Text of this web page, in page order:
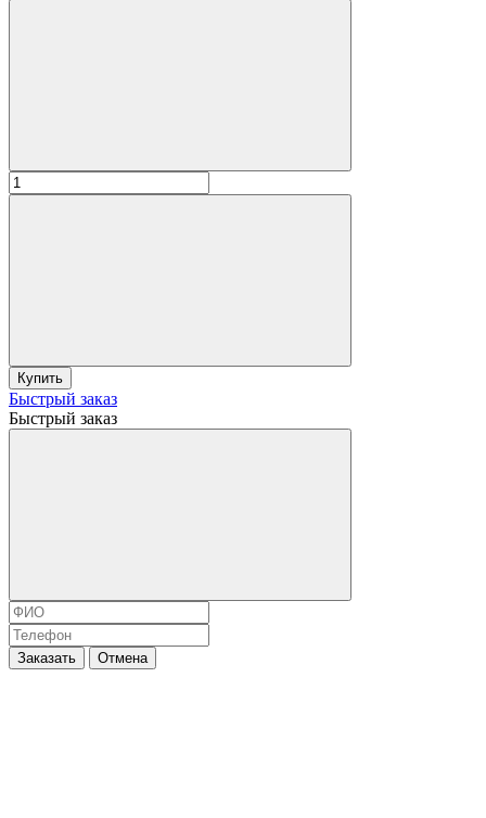
Купить
Быстрый заказ
Быстрый заказ
Заказать Отмена